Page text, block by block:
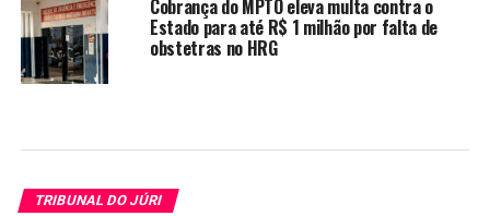
Cobrança do MPTO eleva multa contra o
Estado para até R$ 1 milhão por falta de
obstetras no HRG
TRIBUNAL DO JÚRI